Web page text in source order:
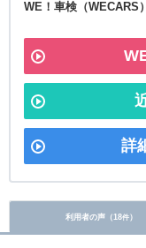
WE！車検（WECARS）
詳
利用者の声（18件）